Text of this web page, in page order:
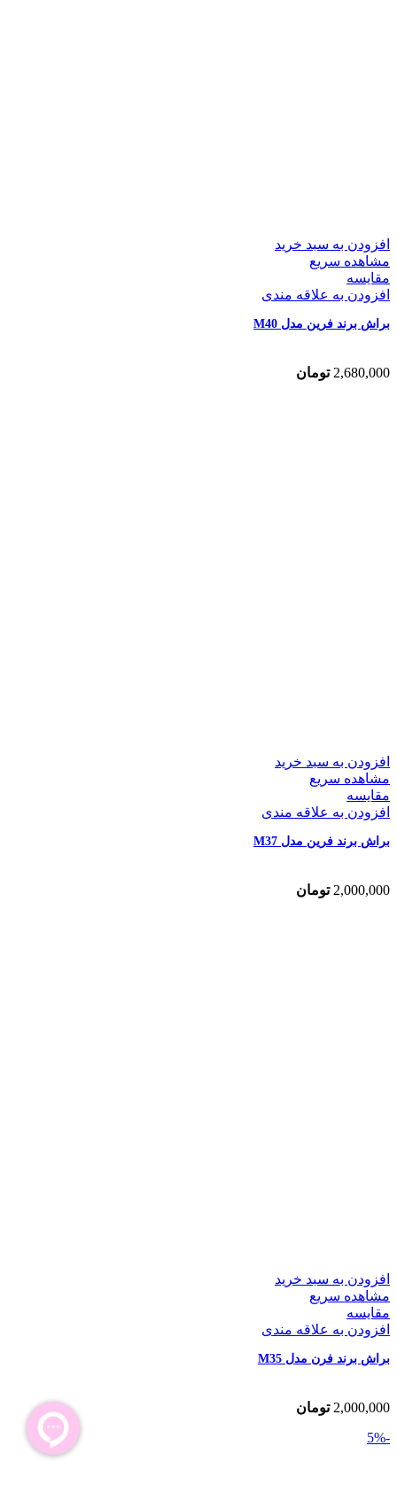
افزودن به سبد خرید
مشاهده سریع
مقایسه
افزودن به علاقه مندی
براش برند فرین مدل M40
2,680,000 تومان
افزودن به سبد خرید
مشاهده سریع
مقایسه
افزودن به علاقه مندی
براش برند فرین مدل M37
2,000,000 تومان
افزودن به سبد خرید
مشاهده سریع
مقایسه
افزودن به علاقه مندی
براش برند فرن مدل M35
2,000,000 تومان
-5%